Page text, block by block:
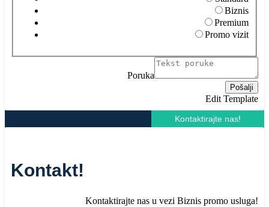
Biznis
Premium
Promo vizit
Poruka
Pošalji
Edit Template
Kontaktirajte nas!
Kontakt!
Kontaktirajte nas u vezi Biznis promo usluga!